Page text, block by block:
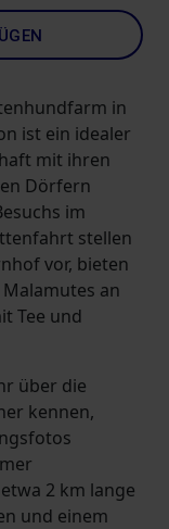
in
ist ein idealer
mit ihren
Dörfern
im
stellen
vor, bieten
an
Tee und
über die
kennen,
2 km lange
und einem